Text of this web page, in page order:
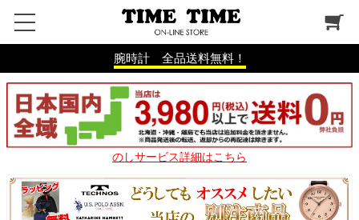
腕時計 全品送料無料！
のしサービス詳細はこちら